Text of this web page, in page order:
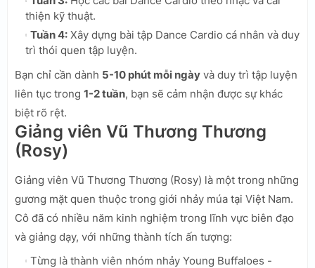
thiện kỹ thuật.
Tuần 4: Xây dựng bài tập Dance Cardio cá nhân và duy
trì thói quen tập luyện.
Bạn chỉ cần dành 5-10 phút mỗi ngày và duy trì tập luyện
liên tục trong 1-2 tuần, bạn sẽ cảm nhận được sự khác
biệt rõ rệt.
Giảng viên Vũ Thương Thương
(Rosy)
Giảng viên Vũ Thương Thương (Rosy) là một trong những
gương mặt quen thuộc trong giới nhảy múa tại Việt Nam.
Cô đã có nhiều năm kinh nghiệm trong lĩnh vực biên đạo
và giảng dạy, với những thành tích ấn tượng:
Từng là thành viên nhóm nhảy Young Buffaloes -